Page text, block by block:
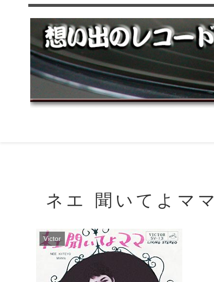
ネエ 聞いてよママ
Victor